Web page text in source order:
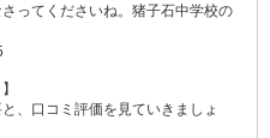
ってくださいね。猪子石中学校の
、口コミ評価を見ていきましょ